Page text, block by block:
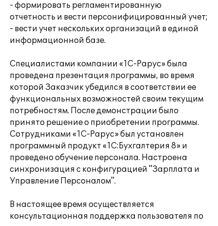
- формировать регламентированную
отчетность и вести персонифицированный учет;
- вести учет нескольких организаций в единой
информационной базе.
Специалистами компании «1С-Рарус» была
проведена презентация программы, во время
которой Заказчик убедился в соответствии ее
функциональных возможностей своим текущим
потребностям. После демонстрации было
принято решение о приобретении программы.
Сотрудниками «1С-Рарус» был установлен
программный продукт «1С:Бухгалтерия 8» и
проведено обучение персонала. Настроена
синхронизация с конфигурацией "Зарплата и
Управление Персоналом".
В настоящее время осуществляется
консультационная поддержка пользователя по